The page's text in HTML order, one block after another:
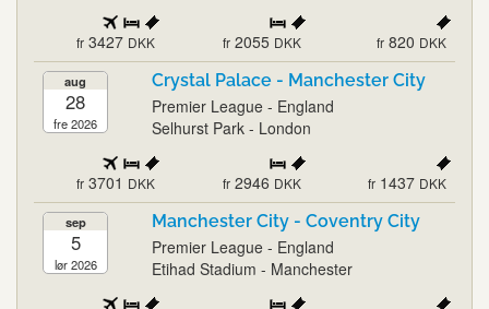
fr 3427 DKK fr 2055 DKK fr 820 DKK
aug
28
fre 2026
Crystal Palace - Manchester City
Premier League - England
Selhurst Park - London
fr 3701 DKK fr 2946 DKK fr 1437 DKK
sep
5
lør 2026
Manchester City - Coventry City
Premier League - England
Etihad Stadium - Manchester